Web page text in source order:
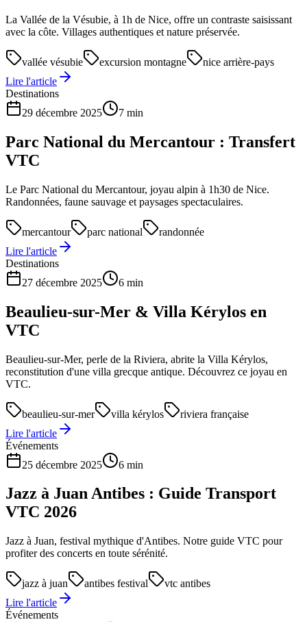
La Vallée de la Vésubie, à 1h de Nice, offre un contraste saisissant
avec la côte. Villages authentiques et nature préservée.
vallée vésubie excursion montagne
nice arrière-pays
Lire l'article
Destinations
29 décembre 2025
7 min
Parc National du Mercantour : Transfert
VTC
Le Parc National du Mercantour, joyau alpin à 1h30 de Nice.
Randonnées, faune sauvage et paysages spectaculaires.
mercantour parc national
randonnée
Lire l'article
Destinations
27 décembre 2025
6 min
Beaulieu-sur-Mer & Villa Kérylos en
VTC
Beaulieu-sur-Mer, perle de la Riviera, abrite la Villa Kérylos,
reconstitution d'une villa grecque antique. Découvrez ce joyau en
VTC.
beaulieu-sur-mer villa kérylos
riviera française
Lire l'article
Événements
25 décembre 2025
6 min
Jazz à Juan Antibes : Guide Transport
VTC 2026
Jazz à Juan, festival mythique d'Antibes. Notre guide VTC pour
profiter des concerts en toute sérénité.
jazz à juan antibes festival
vtc antibes
Lire l'article
Événements